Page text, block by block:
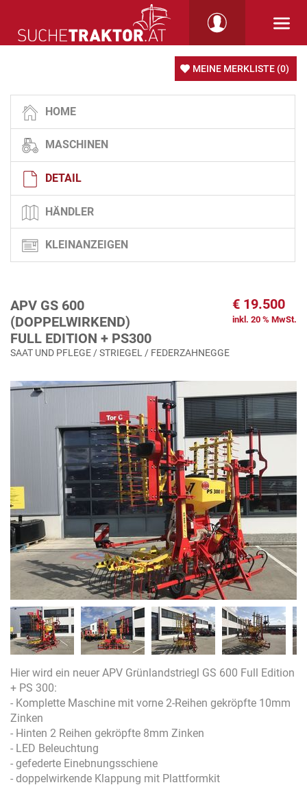
MEINE MERKLISTE (0)
HOME
MASCHINEN
DETAIL
HÄNDLER
KLEINANZEIGEN
APV GS 600
(DOPPELWIRKEND)
FULL EDITION + PS300
€ 19.500
inkl. 20 % MwSt.
SAAT UND PFLEGE / STRIEGEL / FEDERZAHNEGGE
Hier wird ein neuer APV Grünlandstriegl GS 600 Full Edition
+ PS 300:
- Komplette Maschine mit vorne 2-Reihen gekröpfte 10mm
Zinken
- Hinten 2 Reihen gekröpfte 8mm Zinken
- LED Beleuchtung
- gefederte Einebnungsschiene
- doppelwirkende Klappung mit Plattformkit